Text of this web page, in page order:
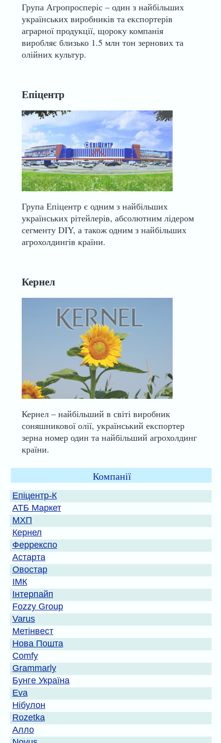
Група Агропросперіс – один з найбільших
українських виробників та експортерів
аграрної продукції, щороку компанія
виробляє близько 1.5 млн тон зернових та
олійних культур.
Епіцентр
Група Епіцентр є одним з найбільших
українських рітейлерів, абсолютним лідером
сегменту DIY, а також одним з найбільших
агрохолдингів країни.
Кернел
Кернел – найбільший в світі виробник
соняшникової олії, український експортер
зерна номер один та найбільший агрохолдинг
країни.
Компанії
Епіцентр-К
АТБ Маркет
МХП
Кернел
Феррекспо
Астарта
Овостар
ІМК
Інтерпайп
Fozzy Group
Varus
Метінвест
Нова Пошта
Comfy
Grammarly
Бунге Україна
Eva
Нібулон
Rozetka
Алло